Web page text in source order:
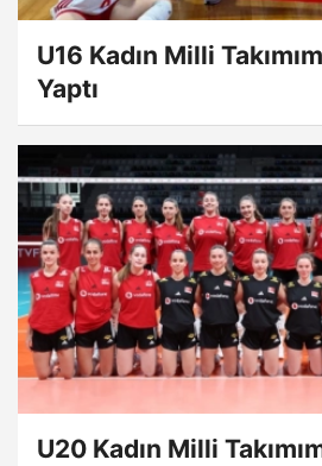
U16 Kadın Milli
Yaptı
U20 Kadın Milli